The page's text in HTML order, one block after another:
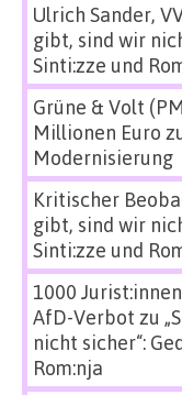
Ulrich Sander,
gibt, sind wir
Sinti:zze und
Grüne & Volt
Millionen Euro
Modernisierung
Kritischer
gibt, sind wir
Sinti:zze und
1000
AfD-Verbot zu
nicht sicher“:
Rom:nja